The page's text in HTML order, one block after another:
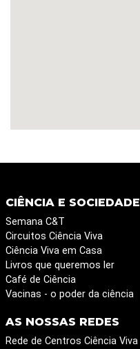
CIÊNCIA E SOCIEDADE
Semana C&T
Circuitos Ciência Viva
Ciência Viva em Casa
Livros que queremos ler
Café de Ciência
Vacinas - o poder da ciência
AS NOSSAS REDES
Rede de Centros Ciência Viva